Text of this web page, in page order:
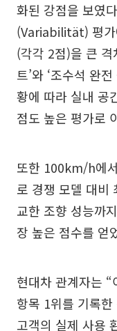
화된 강점을 보였
(Variabilität) 평가
(각각 2점)을 큰 격
트’와 ‘조수석 완
황에 따라 실내 공
점도 높은 평가로
또한 100km/h에
로 경쟁 모델 대비
교한 조향 성능까
장 높은 점수를 얻
현대차 관계자는
항목 1위를 기록
고객의 실제 사용